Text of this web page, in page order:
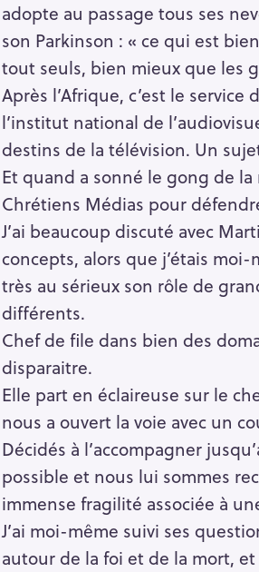
adopte au passage tous ses
son Parkinson : « ce qui est
tout seuls, bien mieux que les
Après l’Afrique, c’est le service
l’institut national de
destins de la télévision. Un
Et quand a sonné le gong de la
Chrétiens Médias pour
J’ai beaucoup discuté avec
concepts, alors que j’étais
très au sérieux son rôle de
différents.
Chef de file dans bien des
disparaitre.
Elle part en éclaireuse sur le
nous a ouvert la voie avec un
Décidés à l’accompagner
possible et nous lui sommes
immense fragilité associée à
J’ai moi-même suivi ses
autour de la foi et de la mort,